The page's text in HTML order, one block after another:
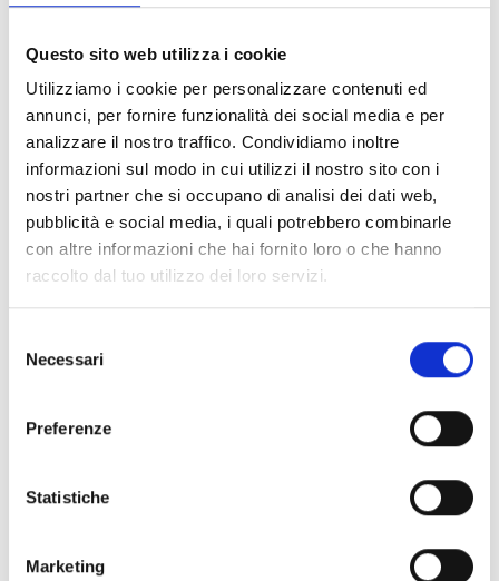
Questo sito web utilizza i cookie
Utilizziamo i cookie per personalizzare contenuti ed
annunci, per fornire funzionalità dei social media e per
analizzare il nostro traffico. Condividiamo inoltre
informazioni sul modo in cui utilizzi il nostro sito con i
nostri partner che si occupano di analisi dei dati web,
pubblicità e social media, i quali potrebbero combinarle
con altre informazioni che hai fornito loro o che hanno
raccolto dal tuo utilizzo dei loro servizi.
delNecessari
Preferenze
Statistiche
Marketing